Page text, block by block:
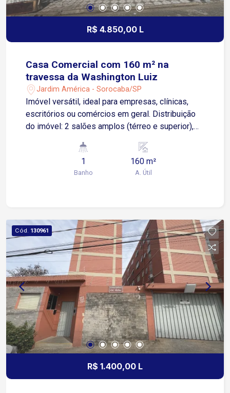
R$ 4.850,00 L
Casa Comercial com 160 m² na
travessa da Washington Luiz
Jardim América - Sorocaba/SP
Imóvel versátil, ideal para empresas, clínicas,
escritórios ou comércios em geral. Distribuição
do imóvel: 2 salões amplos (térreo e superior),
funcional, ideal para apoio interno 1 Banheiro
social Sacada espaçosa Localização privilegiada:
Travessa da Av. Washington Luiz Fácil acesso à
1
Banho
160 m²
A. Útil
Cód. 130961
R$ 1.400,00 L